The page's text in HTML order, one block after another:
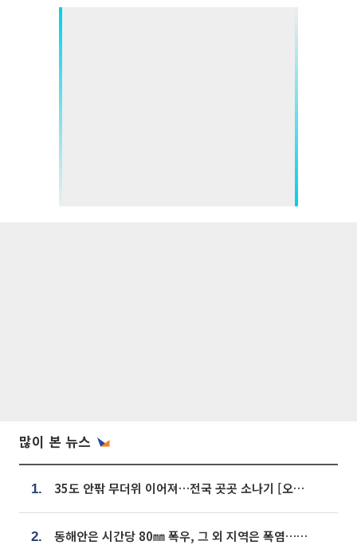
많이 본 뉴스
1. 35도 안팎 무더위 이어져…전국 곳곳 소나기 [오늘 날씨]
2. 동해안은 시간당 80㎜ 폭우, 그 외 지역은 폭염…‘극과 극 날씨’